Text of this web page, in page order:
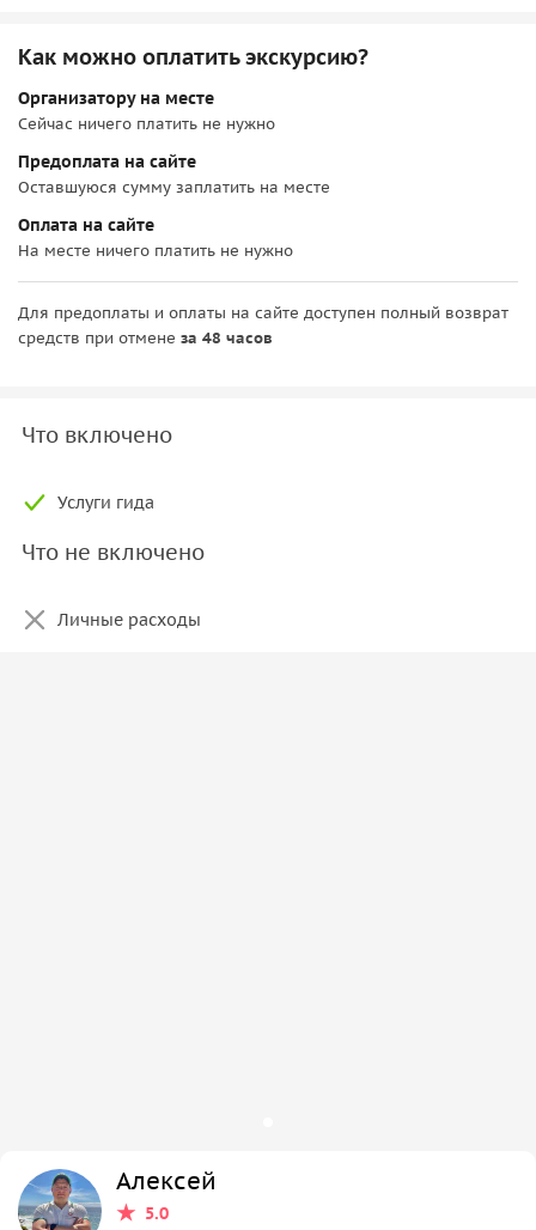
Как можно оплатить экскурсию?
Организатору на месте
Сейчас ничего платить не нужно
Предоплата на сайте
Оставшуюся сумму заплатить на месте
Оплата на сайте
На месте ничего платить не нужно
Для предоплаты и оплаты на сайте доступен полный возврат
средств при отмене за 48 часов
Что включено
Услуги гида
Что не включено
Личные расходы
Алексей
5.0